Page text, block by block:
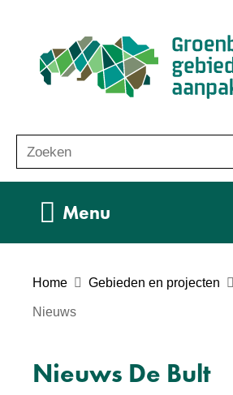
naar
de
inhoud
o
e
Zoeken
Menu
Home Gebieden en projecten
Nieuws
Nieuws De Bult